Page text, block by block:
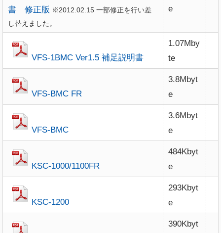
書 修正版 ※2012.02.15 一部修正を行い差
し替えました。
e
VFS-1BMC Ver1.5 補足説明書
1.07Mby
te
VFS-BMC FR
3.8Mbyt
e
VFS-BMC
3.6Mbyt
e
KSC-1000/1100FR
484Kbyt
e
KSC-1200
293Kbyt
e
390Kbyt